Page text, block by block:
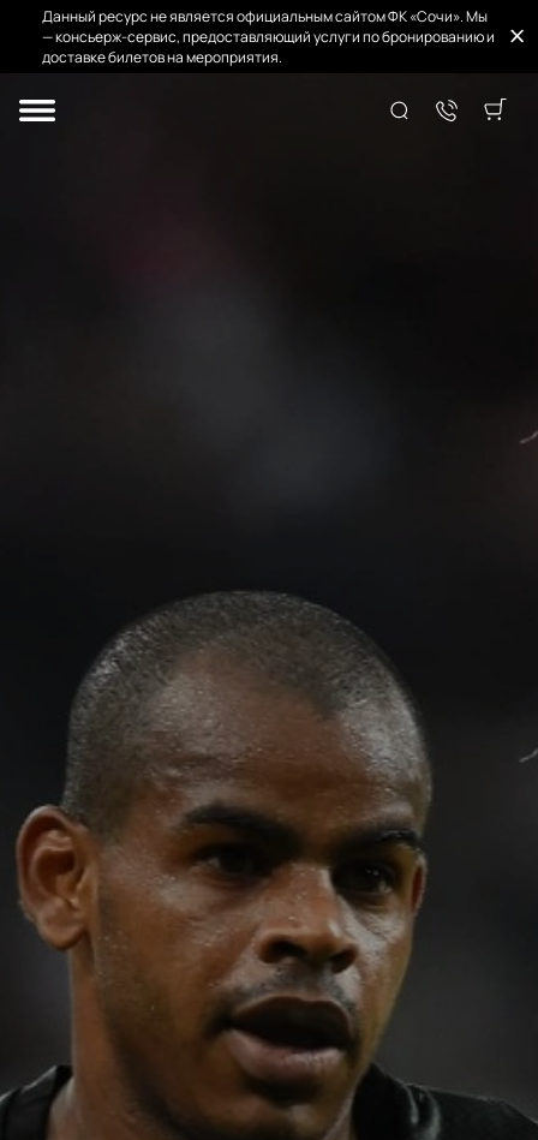
Данный ресурс не является официальным сайтом ФК «Сочи». Мы
— консьерж-сервис, предоставляющий услуги по бронированию и
доставке билетов на мероприятия.